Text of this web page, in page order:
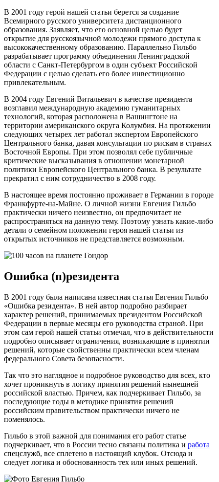
В 2001 году герой нашей статьи берется за создание
Всемирного русского университета дистанционного
образования. Заявляет, что его основной целью будет
открытие для русскоязычной молодежи прямого доступа к
высококачественному образованию. Параллельно Гильбо
разрабатывает программу объединения Ленинградской
области с Санкт-Петербургом в один субъект Российской
Федерации с целью сделать его более инвестиционно
привлекательным.
В 2004 году Евгений Витальевич в качестве президента
возглавил международную академию гуманитарных
технологий, которая расположена в Вашингтоне на
территории американского округа Колумбия. На протяжении
следующих четырех лет работал экспертом Европейского
Центрального банка, давая консультации по рискам в странах
Восточной Европы. При этом позволял себе публичные
критические высказывания в отношении монетарной
политики Европейского Центрального банка. В результате
прекратил с ним сотрудничество в 2008 году.
В настоящее время постоянно проживает в Германии в городе
Франкфурте-на-Майне. О личной жизни Евгения Гильбо
практически ничего неизвестно, он предпочитает не
распространяться на данную тему. Поэтому узнать какие-либо
детали о семейном положении героя нашей статьи из
открытых источников не представляется возможным.
Ошибка (п)резидента
В 2001 году была написана известная статья Евгения Гильбо
«Ошибка резидента». В ней автор подробно разбирает
характер решений, принимаемых президентом Российской
Федерации в первые месяцы его руководства страной. При
этом сам герой нашей статьи отмечал, что в действительности
подробно описывает ограничения, возникающие в принятии
решений, которые свойственны практически всем членам
федерального Совета безопасности.
Так что это наглядное и подробное руководство для всех, кто
хочет проникнуть в логику принятия решений нынешней
российской властью. Причем, как подчеркивает Гильбо, за
последующие годы в методике принятия решений
российским правительством практически ничего не
поменялось.
Гильбо в этой важной для понимания его работ статье
подчеркивает, что в России тесно связаны политика и работа
спецслужб, все сплетено в настоящий клубок. Отсюда и
следует логика и обоснованность тех или иных решений.